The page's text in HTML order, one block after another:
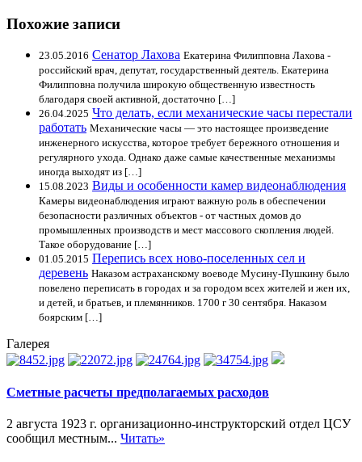
Похожие записи
23.05.2016 Сенатор Лахова Екатерина Филипповна Лахова -
российский врач, депутат, государственный деятель. Екатерина
Филипповна получила широкую общественную известность
благодаря своей активной, достаточно […]
26.04.2025 Что делать, если механические часы перестали
работать Механические часы — это настоящее произведение
инженерного искусства, которое требует бережного отношения и
регулярного ухода. Однако даже самые качественные механизмы
иногда выходят из […]
15.08.2023 Виды и особенности камер видеонаблюдения
Камеры видеонаблюдения играют важную роль в обеспечении
безопасности различных объектов - от частных домов до
промышленных производств и мест массового скопления людей.
Такое оборудование […]
01.05.2015 Перепись всех ново-поселенных сел и
деревень Наказом астраханскому воеводе Мусину-Пушкину было
повелено переписать в городах и за городом всех жителей и жен их,
и детей, и братьев, и племянников. 1700 г 30 сентября. Наказом
боярским […]
Галерея
Сметные расчеты предполагаемых расходов
2 августа 1923 г. организационно-инструкторский отдел ЦСУ
сообщил местным... Читать»